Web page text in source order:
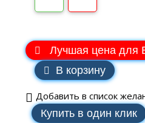
Лучшая цена для
В корзину
Добавить в список
Купить в один клик